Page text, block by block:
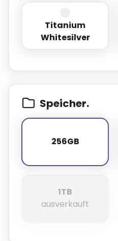
Titanium
Whitesilver
Titanium
Speicher.
256GB
256GB
1TB
ausverkauft
1TB